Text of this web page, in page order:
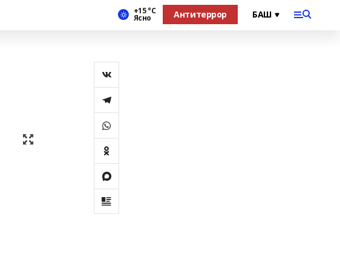
+15 °С
Ясно Антитеррор